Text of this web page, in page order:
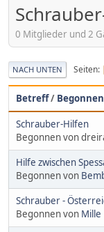
0 Mitglieder und 2
NACH UNTEN Seiten
Betreff/
Schrauber-Hilfen
Begonnen von
Hilfe zwischen
Begonnen von
Schrauber -
Begonnen von Mille